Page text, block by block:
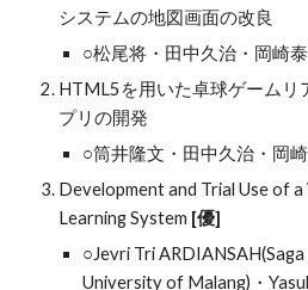
システムの地図画面の改良
○松尾将・田中久治・岡崎泰
HTML5を用いた卓球ゲームリ
プリの開発
○筒井隆文・田中久治・岡
Development and Trial Use of
Learning System [優]
○Jevri Tri
University of Malang)・